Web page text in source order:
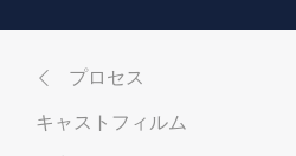
プロセス
キャストフィルム